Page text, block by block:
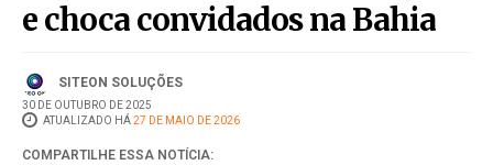
e choca convidados na Bahia
SITEON SOLUÇÕES
30 DE OUTUBRO DE 2025
ATUALIZADO HÁ27 DE MAIO DE 2026
COMPARTILHE ESSA NOTÍCIA: